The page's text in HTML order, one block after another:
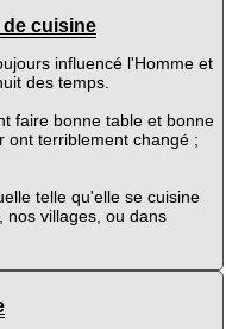
de cuisine
influencé l'Homme et
des temps.
faire bonne table et bonne
ont terriblement changé ;
telle qu'elle se cuisine
nos villages, ou dans